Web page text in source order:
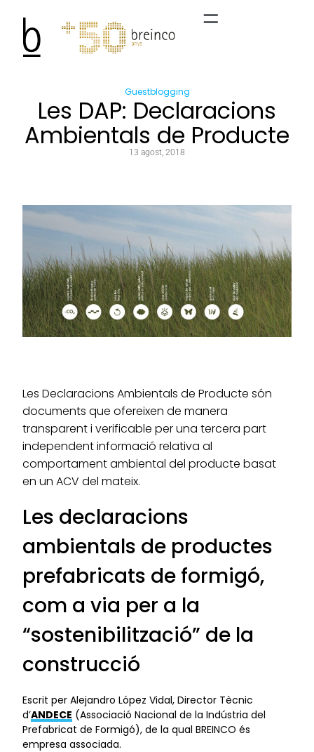
Guestblogging
Les DAP: Declaracions
Ambientals de Producte
13 agost, 2018
Les Declaracions Ambientals de Producte són
documents que ofereixen de manera
transparent i verificable per una tercera part
independent informació relativa al
comportament ambiental del producte basat
en un ACV del mateix.
Les declaracions
ambientals de productes
prefabricats de formigó,
com a via per a la
“sostenibilització” de la
construcció
Escrit per Alejandro López Vidal, Director Tècnic
d’ANDECE (Associació Nacional de la Indústria del
Prefabricat de Formigó), de la qual BREINCO és
empresa associada.